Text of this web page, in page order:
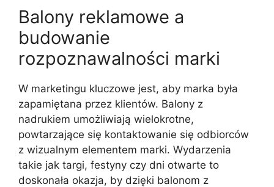
Balony reklamowe a
budowanie
rozpoznawalności marki
W marketingu kluczowe jest, aby marka była
zapamiętana przez klientów. Balony z
nadrukiem umożliwiają wielokrotne,
powtarzające się kontaktowanie się odbiorców
z wizualnym elementem marki. Wydarzenia
takie jak targi, festyny czy dni otwarte to
doskonała okazja, by dzięki balonom z